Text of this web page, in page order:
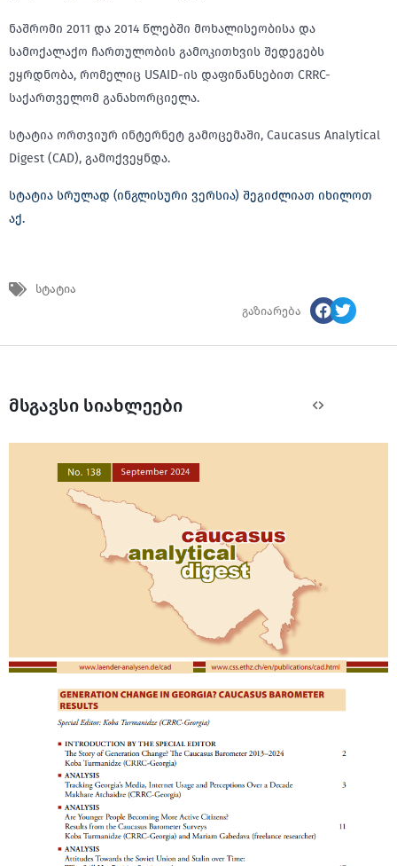
ნაშრომი 2011 და 2014 წლებში მოხალისეობისა და
სამოქალაქო ჩართულობის გამოკითხვის შედეგებს
ეყრდნობა, რომელიც USAID-ის დაფინანსებით CRRC-
საქართველომ განახორციელა.
სტატია ორთვიურ ინტერნეტ გამოცემაში, Caucasus Analytical
Digest (CAD), გამოქვეყნდა.
სტატია სრულად (ინგლისური ვერსია) შეგიძლიათ იხილოთ
აქ.
სტატია
გაზიარება
მსგავსი სიახლეები